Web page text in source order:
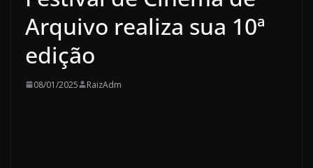
Arquivo realiza sua 10ª
edição
08/01/2025 RaizAdm